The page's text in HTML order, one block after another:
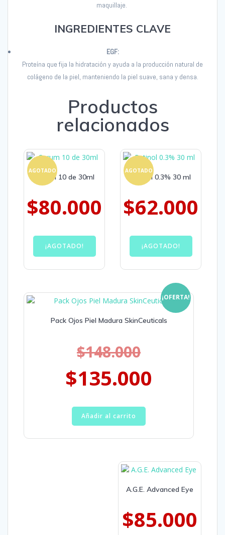
maquillaje.
INGREDIENTES CLAVE
EGF:
Proteína que fija la hidratación y ayuda a la producción natural de
colágeno de la piel, manteniendo la piel suave, sana y densa.
Productos
relacionados
AGOTADO
Serum 10 de 30ml
$80.000
¡AGOTADO!
AGOTADO
Retinol 0.3% 30 ml
$62.000
¡AGOTADO!
¡OFERTA!
Pack Ojos Piel Madura SkinCeuticals
$148.000
$135.000
Añadir al carrito
A.G.E. Advanced Eye
$85.000